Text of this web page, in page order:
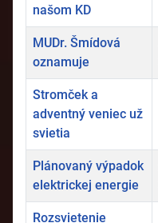
našom KD
MUDr. Šmídová
oznamuje
Stromček a
adventný veniec už
svietia
Plánovaný výpadok
elektrickej energie
Rozsvietenie